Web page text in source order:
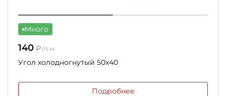
Много
140 ₽/п.м.
Угол холодногнутый 50х40
Подробнее